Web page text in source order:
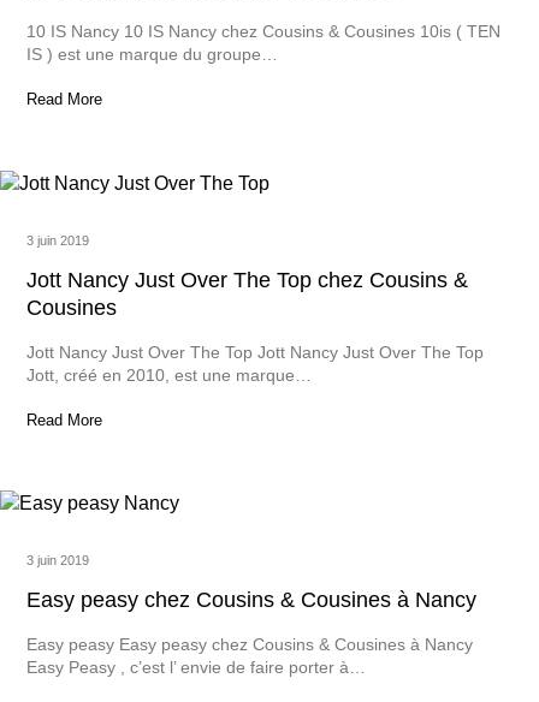
10 IS Nancy 10 IS Nancy chez Cousins & Cousines 10is ( TEN
IS ) est une marque du groupe…
Read More
3 juin 2019
Jott Nancy Just Over The Top chez Cousins &
Cousines
Jott Nancy Just Over The Top Jott Nancy Just Over The Top
Jott, créé en 2010, est une marque…
Read More
3 juin 2019
Easy peasy chez Cousins & Cousines à Nancy
Easy peasy Easy peasy chez Cousins & Cousines à Nancy
Easy Peasy , c’est l’ envie de faire porter à…